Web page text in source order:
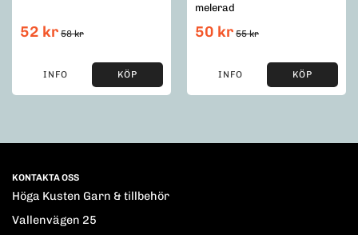
52 kr 58 kr
INFO KÖP
melerad
50 kr 55 kr
INFO KÖP
KONTAKTA OSS
Höga Kusten Garn & tillbehör
Vallenvägen 25